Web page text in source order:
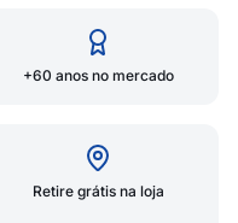
+60 anos no mercado
Retire grátis na loja